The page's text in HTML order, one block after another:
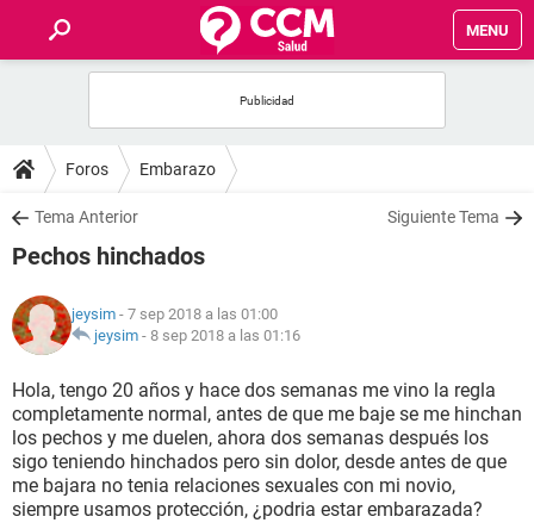
MENU
FOROS
SALUD
NUTRICIÓN
BIENESTAR
SEXUALIDAD
GLOSARIO
Foros Embarazo
Tema Anterior Siguiente Tema
Pechos hinchados
jeysim - 7 sep 2018 a las 01:00
jeysim - 8 sep 2018 a las 01:16
Hola, tengo 20 años y hace dos semanas me vino la regla
completamente normal, antes de que me baje se me hinchan
los pechos y me duelen, ahora dos semanas después los
sigo teniendo hinchados pero sin dolor, desde antes de que
me bajara no tenia relaciones sexuales con mi novio,
siempre usamos protección, ¿podria estar embarazada?